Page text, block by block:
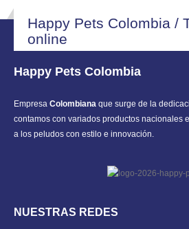
Happy Pets Colombia /
online
Happy Pets Colombia
Empresa Colombiana que surge de la
contamos con variados productos nacionales
a los peludos con estilo e innovación.
NUESTRAS REDES